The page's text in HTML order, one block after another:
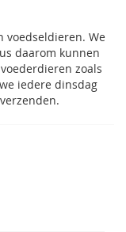
voedseldieren. We
daarom kunnen
zoals
iedere dinsdag